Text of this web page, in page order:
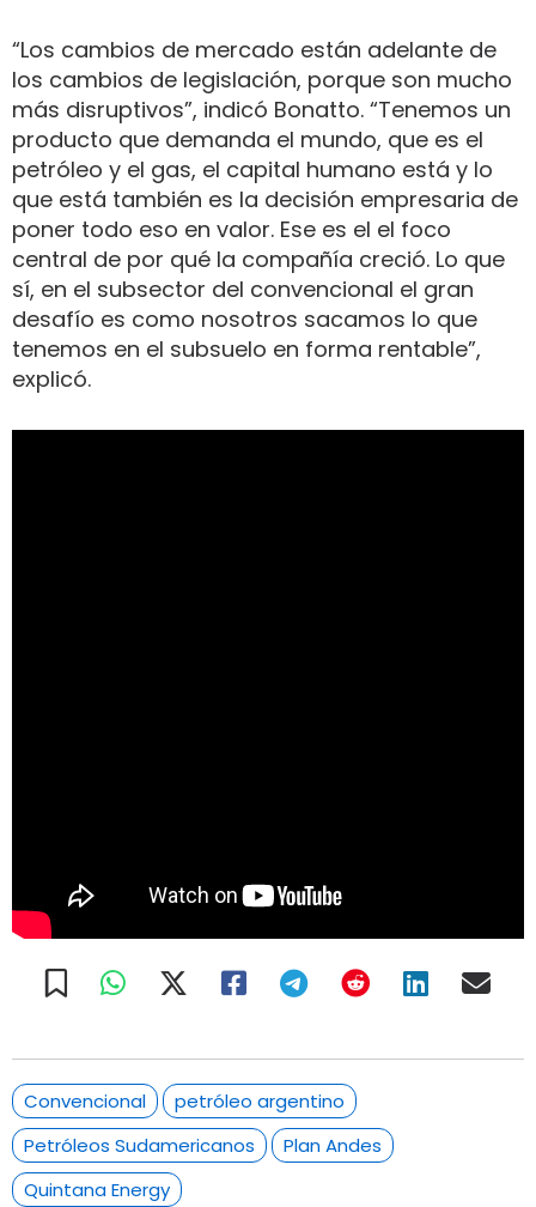
“Los cambios de mercado están adelante de
los cambios de legislación, porque son mucho
más disruptivos”, indicó Bonatto. “Tenemos un
producto que demanda el mundo, que es el
petróleo y el gas, el capital humano está y lo
que está también es la decisión empresaria de
poner todo eso en valor. Ese es el el foco
central de por qué la compañía creció. Lo que
sí, en el subsector del convencional el gran
desafío es como nosotros sacamos lo que
tenemos en el subsuelo en forma rentable”,
explicó.
Convencional
petróleo argentino
Petróleos Sudamericanos
Plan Andes
Quintana Energy